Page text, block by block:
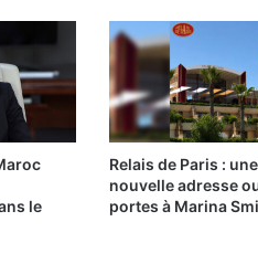
le
Relais de Paris : une
nouvelle adresse
portes à Marina